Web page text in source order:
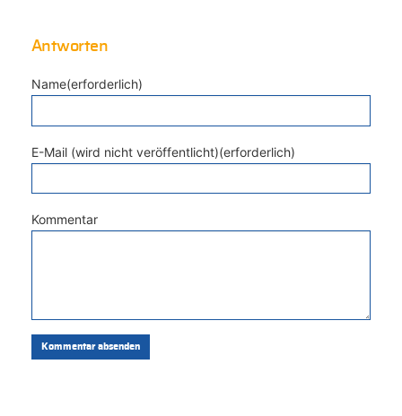
Antworten
Name(erforderlich)
E-Mail (wird nicht veröffentlicht)(erforderlich)
Kommentar